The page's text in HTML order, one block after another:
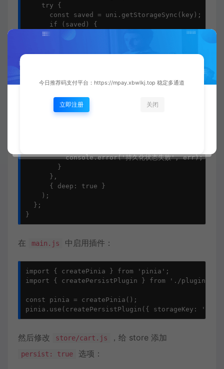
    try {
      const saved = uni.getStorageSync(key);
      if (saved) {
        store.$patch(JSON.parse(saved));
    } catch (err) {
    watch(
      () => store.$state,
          console.error('持久化状态失败', err);
        }
      },
      { deep: true }
    );
  };
}
在 main.js 中启用插件：
import { createPinia } from 'pinia';
import { createPersistPlugin } from './plugins/
const pinia = createPinia();
pinia.use(createPersistPlugin({ storageKey:
然后修改 store/cart.js ，给 store 添加
persist: true 选项：
今日推荐码支付平台：https://mpay.xbwlkj.top 稳定多通道
立即注册 关闭